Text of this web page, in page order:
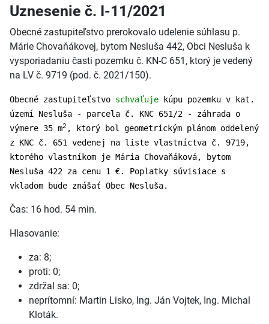
Uznesenie č. I-11/2021
Obecné zastupiteľstvo prerokovalo udelenie súhlasu p.
Márie Chovaňákovej, bytom Nesluša 442, Obci Nesluša k
vysporiadaniu časti pozemku č. KN-C 651, ktorý je vedený
na LV č. 9719 (pod. č. 2021/150).
Obecné zastupiteľstvo schvaľuje kúpu pozemku v kat.
území Nesluša - parcela č. KNC 651/2 - záhrada o
výmere 35 m2 , ktorý bol geometrickým plánom oddelený
z KNC č. 651 vedenej na liste vlastníctva č. 9719,
ktorého vlastníkom je Mária Chovaňáková, bytom
Nesluša 422 za cenu 1 €. Poplatky súvisiace s
vkladom bude znášať Obec Nesluša.
Čas: 16 hod. 54 min.
Hlasovanie:
za: 8;
proti: 0;
zdržal sa: 0;
neprítomní: Martin Lisko, Ing. Ján Vojtek, Ing. Michal
Kloták.